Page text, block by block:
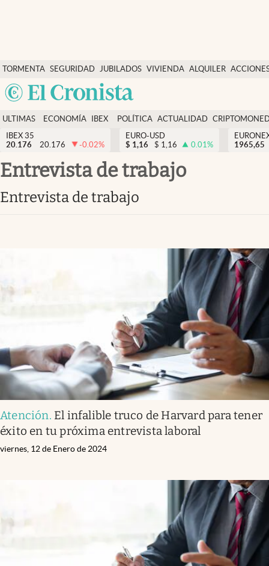
TORMENTA SEGURIDAD
SOCIAL
JUBILADOS VIVIENDA ALQUILER
USA
Economía y finanzas
Política
Actualidad
Criptomonedas
España
ULTIMAS
NOTICIAS
ECONOMÍA
FINANZAS
IBEX
EURO
POLÍTICA ACTUALIDAD
IBEX 35
20.176
20.176 -0.02%
EURO-USD
$ 1,16 $ 1,16 0.01%
1965,65
entrevista de trabajo
entrevista de trabajo
Atención. El infalible truco de Harvard para tener
éxito en tu próxima entrevista laboral
viernes, 12 de Enero de 2024